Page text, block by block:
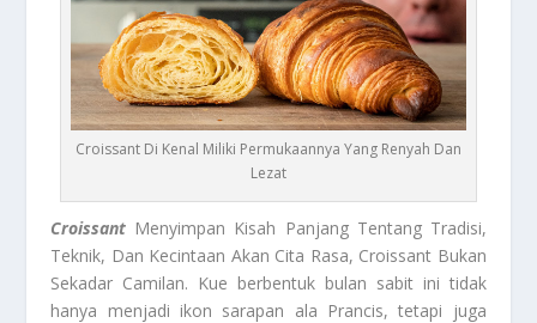
Croissant Di Kenal Miliki Permukaannya Yang Renyah Dan
Lezat
Croissant Menyimpan Kisah Panjang Tentang Tradisi,
Teknik, Dan Kecintaan Akan Cita Rasa, Croissant Bukan
Sekadar Camilan. Kue berbentuk bulan sabit ini tidak
hanya menjadi ikon sarapan ala Prancis, tetapi juga